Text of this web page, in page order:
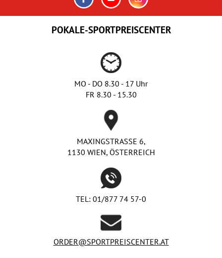
POKALE-SPORTPREISCENTER
MO - DO 8.30 - 17 Uhr
FR 8.30 - 15.30
MAXINGSTRASSE 6,
1130 WIEN, ÖSTERREICH
TEL: 01/877 74 57-0
ORDER@SPORTPREISCENTER.AT